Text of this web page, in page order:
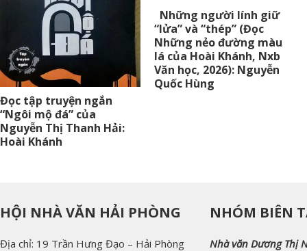
Đọc tập truyện ngắn
“Ngôi mộ đá” của
Nguyễn Thị Thanh Hải:
Hoài Khánh
Những người lính giữ
“lửa” và “thép” (Đọc
Những nẻo đường màu
lá của Hoài Khánh, Nxb
Văn học, 2026): Nguyễn
Quốc Hùng
HỘI NHÀ VĂN HẢI PHÒNG
Địa chỉ: 19 Trần Hưng Đạo – Hải Phòng
NHÓM BIÊN
Nhà văn Dương Thị